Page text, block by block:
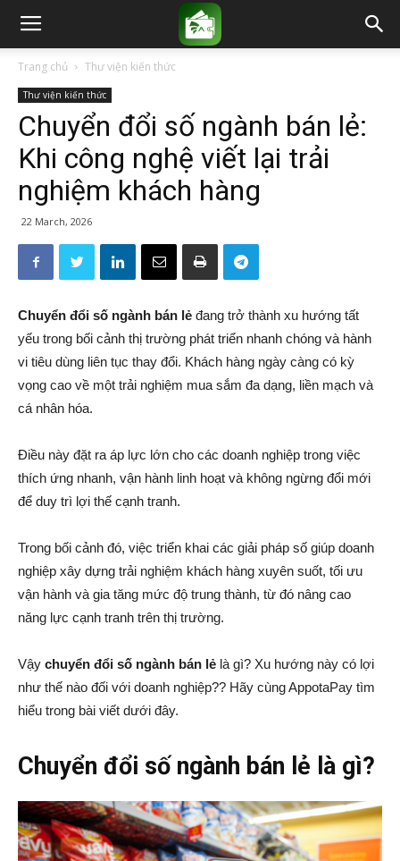
Trang chủ Thư viện kiến thức
Thư viện kiến thức
Chuyển đổi số ngành bán lẻ:
Khi công nghệ viết lại trải
nghiệm khách hàng
22 March, 2026
Chuyển đổi số ngành bán lẻ đang trở thành xu hướng tất
yếu trong bối cảnh thị trường phát triển nhanh chóng và hành
vi tiêu dùng liên tục thay đổi. Khách hàng ngày càng có kỳ
vọng cao về một trải nghiệm mua sắm đa dạng, liền mạch và
cá nhân hóa.
Điều này đặt ra áp lực lớn cho các doanh nghiệp trong việc
thích ứng nhanh, vận hành linh hoạt và không ngừng đổi mới
để duy trì lợi thế cạnh tranh.
Trong bối cảnh đó, việc triển khai các giải pháp số giúp doanh
nghiệp xây dựng trải nghiệm khách hàng xuyên suốt, tối ưu
vận hành và gia tăng mức độ trung thành, từ đó nâng cao
năng lực cạnh tranh trên thị trường.
Vậy chuyển đổi số ngành bán lẻ là gì? Xu hướng này có lợi
như thế nào đối với doanh nghiệp?? Hãy cùng AppotaPay tìm
hiểu trong bài viết dưới đây.
Chuyển đổi số ngành bán lẻ là gì?